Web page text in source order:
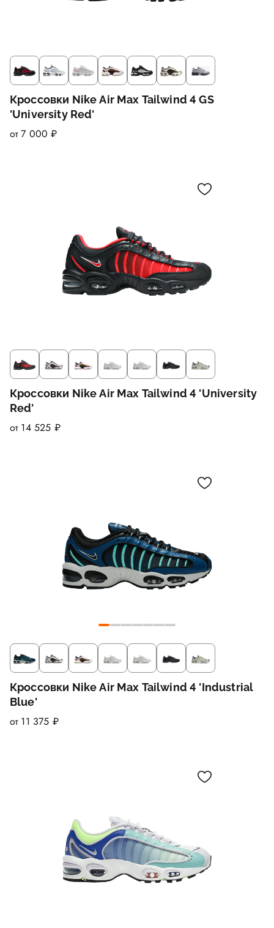
Кроссовки Nike Air Max Tailwind 4 GS
'University Red'
от 7 000 ₽
Кроссовки Nike Air Max Tailwind 4 'University
Red'
от 14 525 ₽
Кроссовки Nike Air Max Tailwind 4 'Industrial
Blue'
от 11 375 ₽